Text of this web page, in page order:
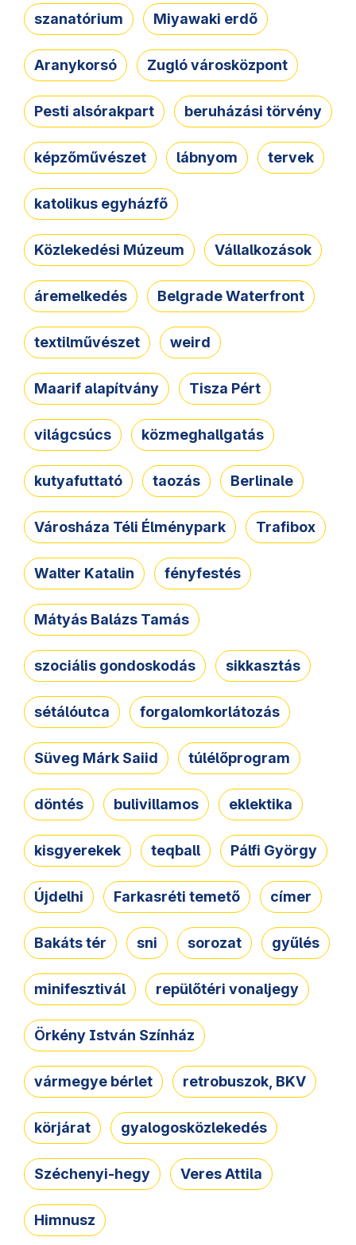
szanatórium Miyawaki erdő
Aranykorsó Zugló városközpont
Pesti alsórakpart beruházási törvény
képzőművészet lábnyom tervek
katolikus egyházfő
Közlekedési Múzeum Vállalkozások
áremelkedés Belgrade Waterfront
textilművészet weird
Maarif alapítvány Tisza Pért
világcsúcs közmeghallgatás
kutyafuttató taozás Berlinale
Városháza Téli Élménypark Trafibox
Walter Katalin fényfestés
Mátyás Balázs Tamás
szociális gondoskodás sikkasztás
sétálóutca forgalomkorlátozás
Süveg Márk Saiid túlélőprogram
döntés bulivillamos eklektika
kisgyerekek teqball Pálfi György
Újdelhi Farkasréti temető címer
Bakáts tér sni sorozat gyűlés
minifesztivál repülőtéri vonaljegy
Örkény István Színház
vármegye bérlet retrobuszok, BKV
körjárat gyalogosközlekedés
Széchenyi-hegy Veres Attila
Himnusz